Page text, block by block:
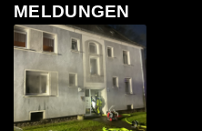
MELDUNGEN